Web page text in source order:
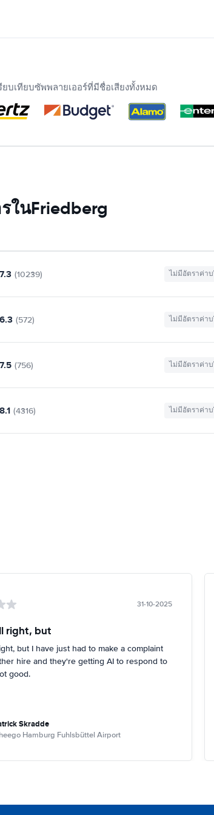
ยบเทียบซัพพลายเออร์ที่มีชื่อเสียงทั้งหมด
ในFriedberg
7.3 (10239) ไม่มีอัตราค่าบ
6.3 (572) ไม่มีอัตราค่าบ
7.5 (756) ไม่มีอัตราค่าบ
8.1 (4316) ไม่มีอัตราค่าบ
31-10-2025
right, but
but I have just had to make a complaint
hire and they're getting AI to respond to
good.
Skradde
Hamburg Fuhlsbüttel Airport